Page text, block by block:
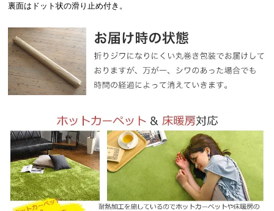
裏面はドット状の滑り止め付き。